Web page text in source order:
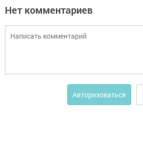
Нет комментариев
Авторизоваться